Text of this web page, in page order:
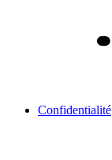
Confidentialité